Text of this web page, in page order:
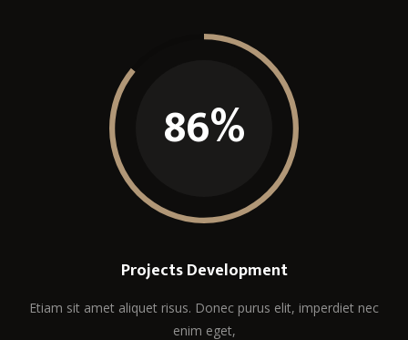
86%
Projects Development
Etiam sit amet aliquet risus. Donec purus elit, imperdiet nec
enim eget,